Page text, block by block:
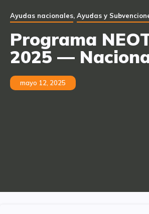
Ayudas nacionales, Ayudas y
Programa
2025 —
mayo 12, 2025